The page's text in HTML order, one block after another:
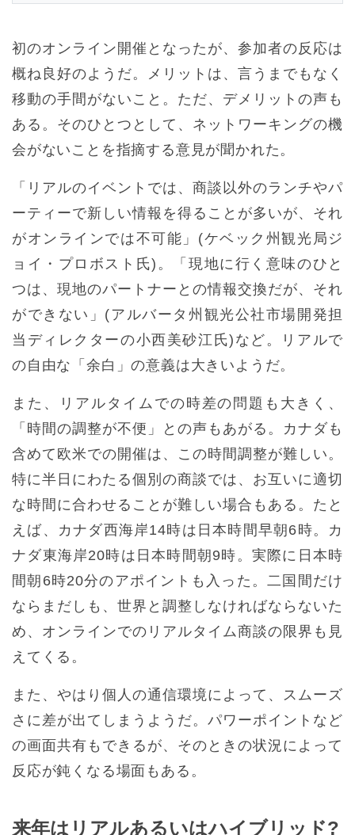
初のオンライン開催となったが、参加者の反応は
概ね良好のようだ。メリットは、言うまでもなく
移動の手間がないこと。ただ、デメリットの声も
ある。そのひとつとして、ネットワーキングの機
会がないことを指摘する意見が聞かれた。
「リアルのイベントでは、商談以外のランチやパ
ーティーで新しい情報を得ることが多いが、それ
がオンラインでは不可能」(ケベック州観光局ジ
ョイ・プロボスト氏)。「現地に行く意味のひと
つは、現地のパートナーとの情報交換だが、それ
ができない」(アルバータ州観光公社市場開発担
当ディレクターの小西美砂江氏)など。リアルで
の自由な「余白」の意義は大きいようだ。
また、リアルタイムでの時差の問題も大きく、
「時間の調整が不便」との声もあがる。カナダも
含めて欧米での開催は、この時間調整が難しい。
特に半日にわたる個別の商談では、お互いに適切
な時間に合わせることが難しい場合もある。たと
えば、カナダ西海岸14時は日本時間早朝6時。カ
ナダ東海岸20時は日本時間朝9時。実際に日本時
間朝6時20分のアポイントも入った。二国間だけ
ならまだしも、世界と調整しなければならないた
め、オンラインでのリアルタイム商談の限界も見
えてくる。
また、やはり個人の通信環境によって、スムーズ
さに差が出てしまうようだ。パワーポイントなど
の画面共有もできるが、そのときの状況によって
反応が鈍くなる場面もある。
来年はリアルあるいはハイブリッド?